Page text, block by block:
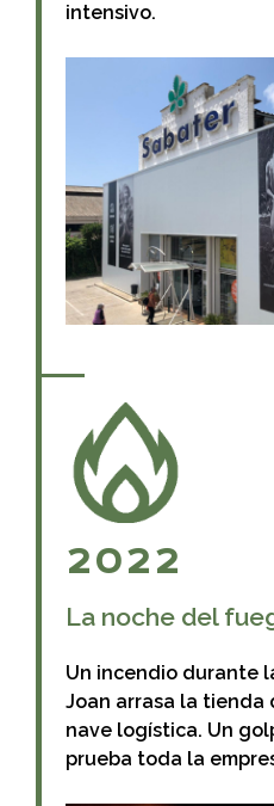
intensivo.
2022
La noche del
Un incendio durante
Joan arrasa la tienda
nave logística. Un
prueba toda la